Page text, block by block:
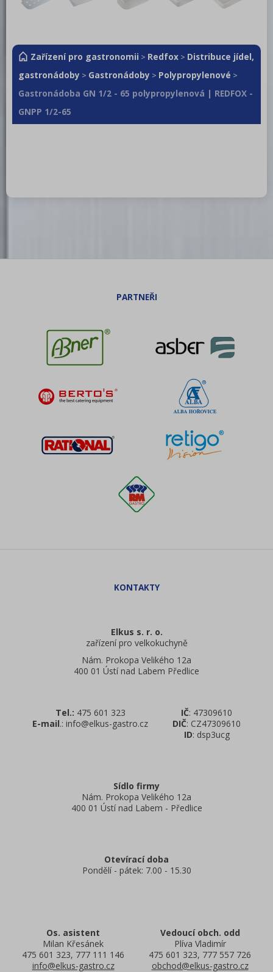
Zařízení pro gastronomii > Redfox > Distribuce jídel,
gastronádoby > Gastronádoby > Polypropylenové >
Gastronádoba GN 1/2 - 65 polypropylenová | REDFOX -
GNPP 1/2-65
Elkus s. r. o.
zařízení pro velkokuchyně
Nám. Prokopa Velikého 12a
400 01 Ústí nad Labem Předlice
Tel.: 475 601 323
E-mail.: info@elkus-gastro.cz
IČ: 47309610
DIČ: CZ47309610
ID: dsp3ucg
Sídlo firmy
Nám. Prokopa Velikého 12a
400 01 Ústí nad Labem - Předlice
Otevírací doba
Pondělí - pátek: 7.00 - 15.30
Os. asistent
Milan Křesánek
475 601 323, 777 111 146
info@elkus-gastro.cz
Vedoucí obch. odd
Plíva Vladimír
475 601 323, 777 557 726
obchod@elkus-gastro.cz